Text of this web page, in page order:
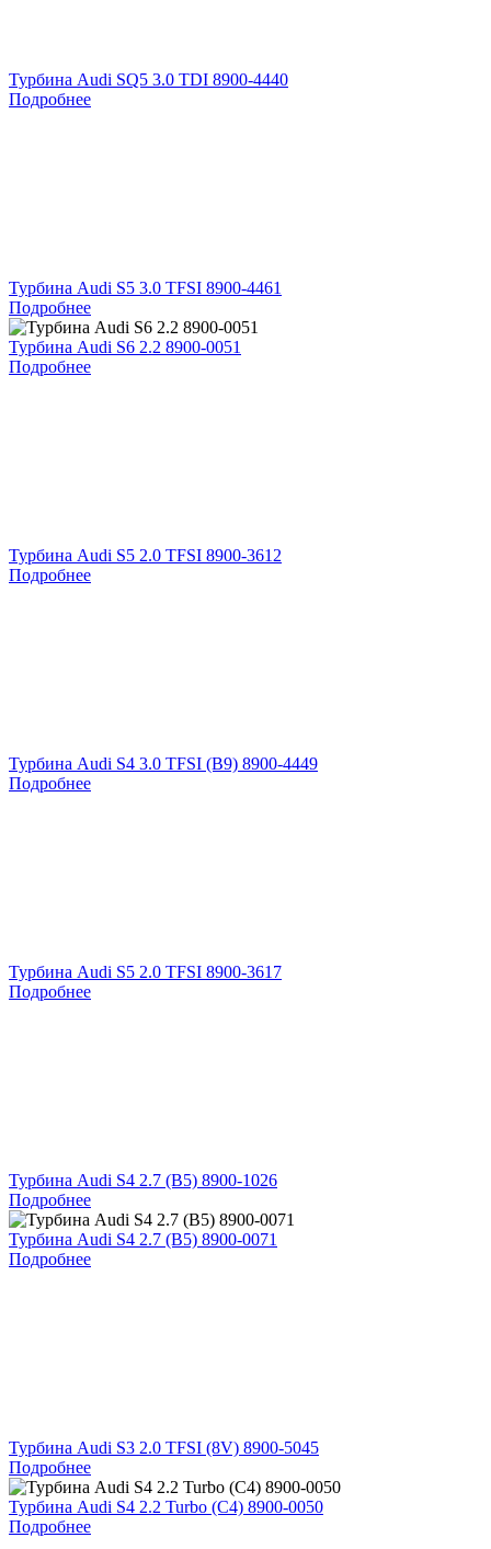
Турбина Audi SQ5 3.0 TDI 8900-4440
Подробнее
Турбина Audi S5 3.0 TFSI 8900-4461
Подробнее
Турбина Audi S6 2.2 8900-0051
Подробнее
Турбина Audi S5 2.0 TFSI 8900-3612
Подробнее
Турбина Audi S4 3.0 TFSI (B9) 8900-4449
Подробнее
Турбина Audi S5 2.0 TFSI 8900-3617
Подробнее
Турбина Audi S4 2.7 (B5) 8900-1026
Подробнее
Турбина Audi S4 2.7 (B5) 8900-0071
Подробнее
Турбина Audi S3 2.0 TFSI (8V) 8900-5045
Подробнее
Турбина Audi S4 2.2 Turbo (C4) 8900-0050
Подробнее